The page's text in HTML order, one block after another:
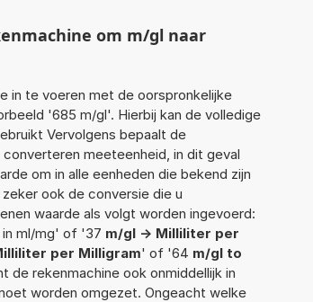
om m/gl naar
in te voeren met de oorspronkelijke
'685 m/gl'. Hierbij kan de volledige
Vervolgens bepaalt de
meeteenheid, in dit geval
om in alle eenheden die bekend zijn
ook de conversie die u
waarde als volgt worden ingevoerd:
in ml/mg' of '37 m/gl -> Milliliter per
per Milligram' of '64 m/gl to
de rekenmachine ook onmiddellijk in
worden omgezet. Ongeacht welke